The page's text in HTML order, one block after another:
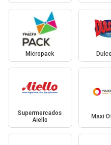
Micropack
Supermercados
Aiello
Maxi